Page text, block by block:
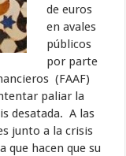
de euros
en avales
públicos
por parte
(FAAF)
paliar la
desatada. A las
junto a la crisis
que hacen que su